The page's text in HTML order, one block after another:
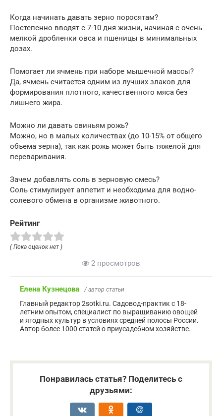
Когда начинать давать зерно поросятам?
Постепенно вводят с 7-10 дня жизни, начиная с очень
мелкой дробленки овса и пшеницы в минимальных
дозах.
Помогает ли ячмень при наборе мышечной массы?
Да, ячмень считается одним из лучших злаков для
формирования плотного, качественного мяса без
лишнего жира.
Можно ли давать свиньям рожь?
Можно, но в малых количествах (до 10-15% от общего
объема зерна), так как рожь может быть тяжелой для
переваривания.
Зачем добавлять соль в зерновую смесь?
Соль стимулирует аппетит и необходима для водно-
солевого обмена в организме животного.
Рейтинг
( Пока оценок нет )
2 просмотров
Елена Кузнецова / автор статьи
Главный редактор 2sotki.ru. Садовод-практик с 18-
летним опытом, специалист по выращиванию овощей
и ягодных культур в условиях средней полосы России.
Автор более 1000 статей о приусадебном хозяйстве.
Понравилась статья? Поделитесь с
друзьями: